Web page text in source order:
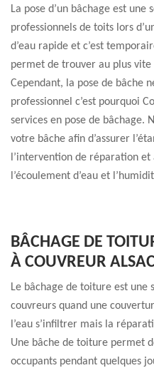
La pose d’un bâchage est
professionnels de toits lors
d’eau rapide et c’est
permet de trouver au plus
Cependant, la pose de bâche
professionnel c’est pourquoi
services en pose de bâchage.
votre bâche afin d’assurer
l’intervention de réparation
l’écoulement d’eau et
BÂCHAGE DE
À COUVREUR
Le bâchage de toiture est une
couvreurs quand une
l’eau s’infiltrer mais la
Une bâche de toiture permet
occupants pendant quelques